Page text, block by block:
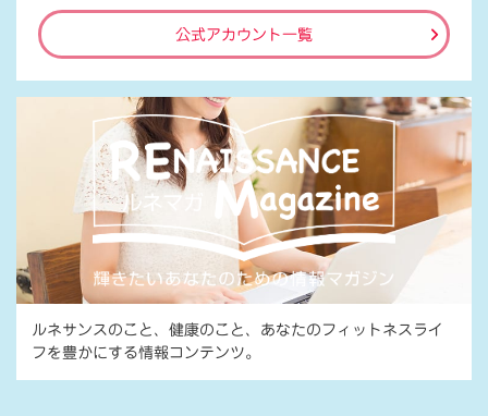
公式アカウント一覧
ルネサンスのこと、健康のこと、あなたのフィットネスライ
フを豊かにする情報コンテンツ。